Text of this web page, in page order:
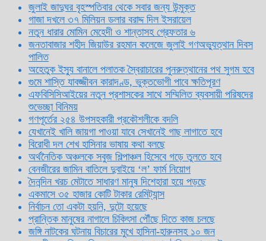
জুলাই জাদুঘর বৃহস্পতিবার থেকে সবার জন্য উন্মুক্ত
গাজা দখলে ৩৭ মিলিয়ন ডলার বরাদ্দ দিল ইসরায়েল
নতুন ধারার মোমিন মেহেদী ও শান্তাসহ গ্রেফতার ৬
জনতাবাজার শহীদ জিয়াউর রহমান কলেজে জুলাই গণঅভ্যুত্থান দিবস
পালিত
অহেতুক ইস্যু বানালে পলাতক স্বৈরাচারের পুনরুত্থানের পথ সুগম হবে
গুমে শাস্তি যাবজ্জীবন কারাদণ্ড, ভুক্তভোগী পাবে ক্ষতিপূরণ
এফবিসিসিআইয়ের নতুন প্রশাসকের সাথে সম্মিলিত ব্যবসায়ী পরিষদের
শুভেচ্ছা বিনিময়
গণপূর্তের ২৫৪ উপসহকারী প্রকৌশলীকে বদলি
যেখানেই খালি জায়গা পাওয়া যাবে সেখানেই গাছ লাগাতে হবে
বিরোধী দল শেখ হাসিনার ভাষায় কথা বলছে
অর্থনৈতিক অঞ্চলকে সবুজ শিল্পাঞ্চল হিসেবে গড়ে তুলতে হবে
বেনজীরের জামিন বাতিলে দুবাইয়ে ‌‘ল’ ফার্ম নিয়োগ
দৈনন্দিন খরচ মেটাতে সাধারণ মানুষ দিশেহারা হয়ে পড়ছে
একমাসে ৩৫ হাজার কোটি টাকার রেমিট্যান্স
নির্বাচন তো একটা হয়নি, দুটো হয়েছে
প্রান্তিক মানুষের নাগালে চিকিৎসা পৌঁছে দিতে কাজ চলছে
জঙ্গি নাটকের ঘটনায় বিচারের মুখে হাসিনা-হারুনসহ ১০ জন